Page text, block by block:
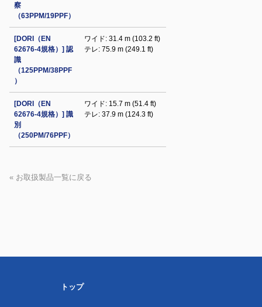
察
（63PPM/19PPF）
[DORI（EN
62676-4規格）] 認
識
（125PPM/38PPF
）
ワイド: 31.4 m (103.2 ft)
テレ: 75.9 m (249.1 ft)
[DORI（EN
62676-4規格）] 識
別
（250PM/76PPF）
ワイド: 15.7 m (51.4 ft)
テレ: 37.9 m (124.3 ft)
« お取扱製品一覧に戻る
トップ